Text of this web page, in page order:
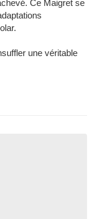
Ce Maigret se
une véritable